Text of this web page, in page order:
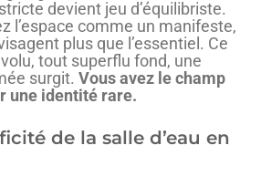
devient jeu d’équilibriste.
l’espace comme un manifeste,
plus que l’essentiel. Ce
tout superflu fond, une
surgit. Vous avez le champ
une identité rare.
de la salle d’eau en